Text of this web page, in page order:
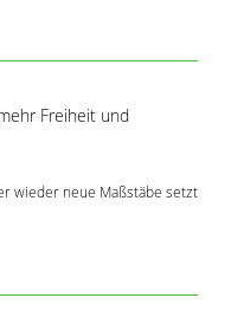
Freiheit und
wieder neue Maßstäbe setzt